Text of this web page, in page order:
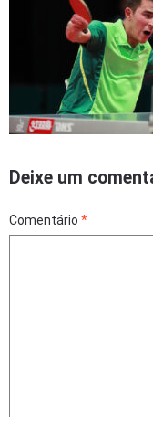
Deixe um
Comentário *